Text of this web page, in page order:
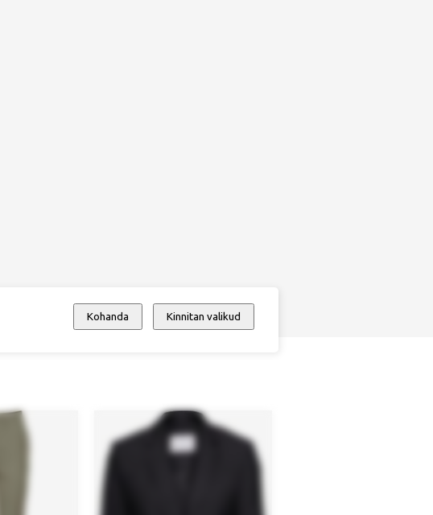
Kohanda Kinnitan valikud